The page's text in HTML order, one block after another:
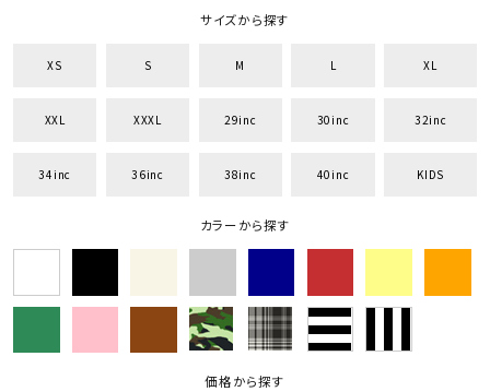
サイズから探す
XS S M L XL
XXL XXXL 29inc 30inc 32inc
34inc 36inc 38inc 40inc KIDS
カラーから探す
価格から探す